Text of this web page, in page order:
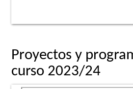
Proyectos y
curso 2023/24